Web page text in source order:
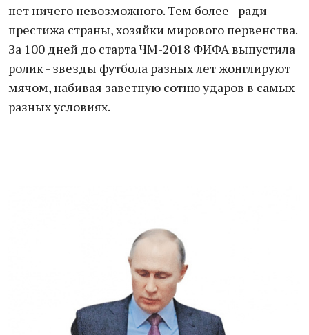
нет ничего невозможного. Тем более - ради
престижа страны, хозяйки мирового первенства.
За 100 дней до старта ЧМ-2018 ФИФА выпустила
ролик - звезды футбола разных лет жонглируют
мячом, набивая заветную сотню ударов в самых
разных условиях.